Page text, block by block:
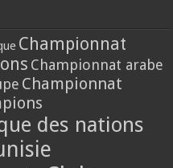
Championnat
Championnat arabe
Championnat
des nations